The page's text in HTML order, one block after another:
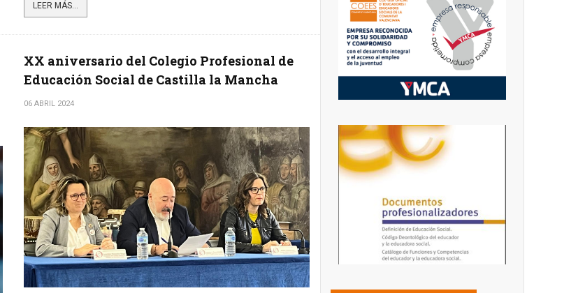
LEER MÁS...
XX aniversario del Colegio Profesional de
Educación Social de Castilla la Mancha
06 ABRIL 2024